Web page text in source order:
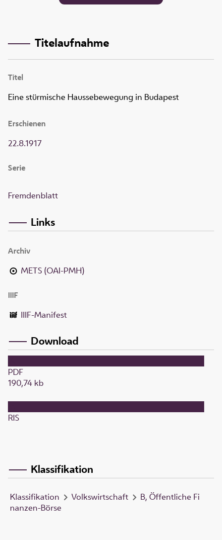
Titelaufnahme
Titel
Eine stürmische Haussebewegung in Budapest
Erschienen
22.8.1917
Serie
Fremdenblatt
Links
Archiv
METS (OAI-PMH)
IIIF
IIIF-Manifest
Download
PDF
190,74 kb
RIS
Klassifikation
Klassifikation Volkswirtschaft
B, Öffentliche Fi
nanzen-Börse